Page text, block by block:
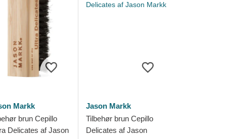
Markk
brun Cepillo
Delicates af Jason
Jason Markk
Tilbehør brun Cepillo
Delicates af Jason